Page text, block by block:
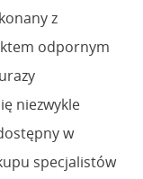
z
odpornym
niezwykle
w
specjalistów